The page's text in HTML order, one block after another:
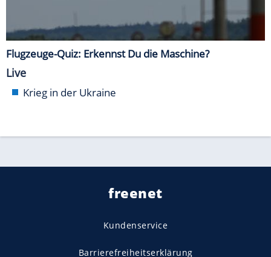
Flugzeuge-Quiz: Erkennst Du die Maschine?
Live
Krieg in der Ukraine
freenet
Kundenservice
Barrierefreiheitserklärung